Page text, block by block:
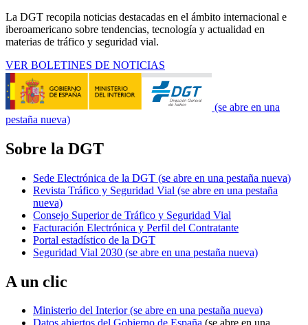
La DGT recopila noticias destacadas en el ámbito internacional e
iberoamericano sobre tendencias, tecnología y actualidad en
materias de tráfico y seguridad vial.
VER BOLETINES DE NOTICIAS
(se abre en una
pestaña nueva)
Sobre la DGT
Sede Electrónica de la DGT (se abre en una pestaña nueva)
Revista Tráfico y Seguridad Vial (se abre en una pestaña
nueva)
Consejo Superior de Tráfico y Seguridad Vial
Facturación Electrónica y Perfil del Contratante
Portal estadístico de la DGT
Seguridad Vial 2030 (se abre en una pestaña nueva)
A un clic
Ministerio del Interior(se abre en una pestaña nueva)